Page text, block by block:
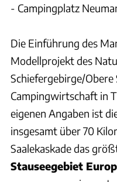
- Campingplatz
Die Einführung des
Modellprojekt des
Schiefergebirge/Obere
Campingwirtschaft in
eigenen Angaben ist
insgesamt über 70
Saalekaskade das
Stauseegebiet